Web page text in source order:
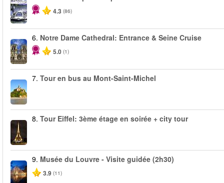
4.3 (86)
6. Notre Dame Cathedral: Entrance & Seine Cruise
5.0 (1)
7. Tour en bus au Mont-Saint-Michel
8. Tour Eiffel: 3ème étage en soirée + city tour
9. Musée du Louvre - Visite guidée (2h30)
3.9 (11)